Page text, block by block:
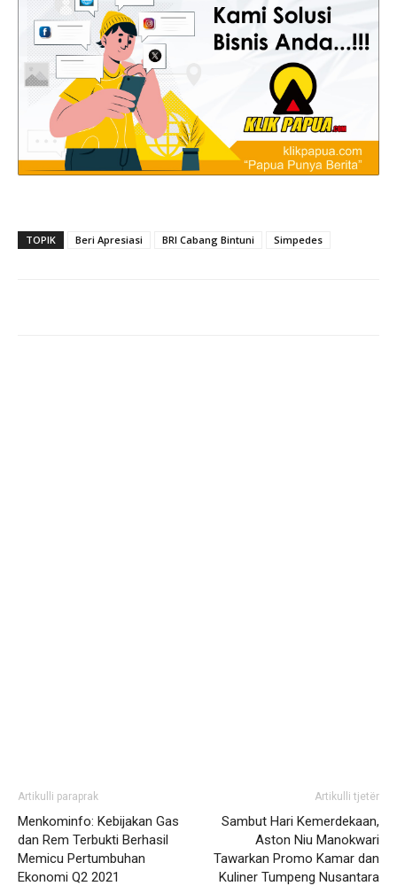
TOPIK Beri Apresiasi BRI Cabang Bintuni Simpedes
Artikulli paraprak
Menkominfo: Kebijakan Gas
dan Rem Terbukti Berhasil
Memicu Pertumbuhan
Ekonomi Q2 2021
Artikulli tjetër
Sambut Hari Kemerdekaan,
Aston Niu Manokwari
Tawarkan Promo Kamar dan
Kuliner Tumpeng Nusantara